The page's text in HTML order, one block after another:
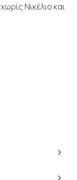
Νικέλιο και